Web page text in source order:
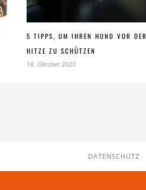
5 TIPPS, UM IHREN HUND VOR DER
HITZE ZU SCHÜTZEN
18. Oktober 2023
DATENSCHUTZ